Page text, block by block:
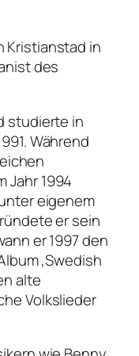
Kristianstad in
des
studierte in
Während
Jahr 1994
eigenem
er sein
er 1997 den
‚Swedish
alte
Volkslieder